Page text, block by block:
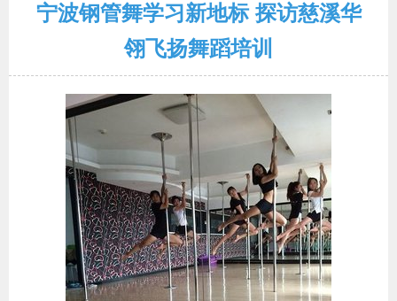
宁波钢管舞学习新地标 探访慈溪华
翎飞扬舞蹈培训